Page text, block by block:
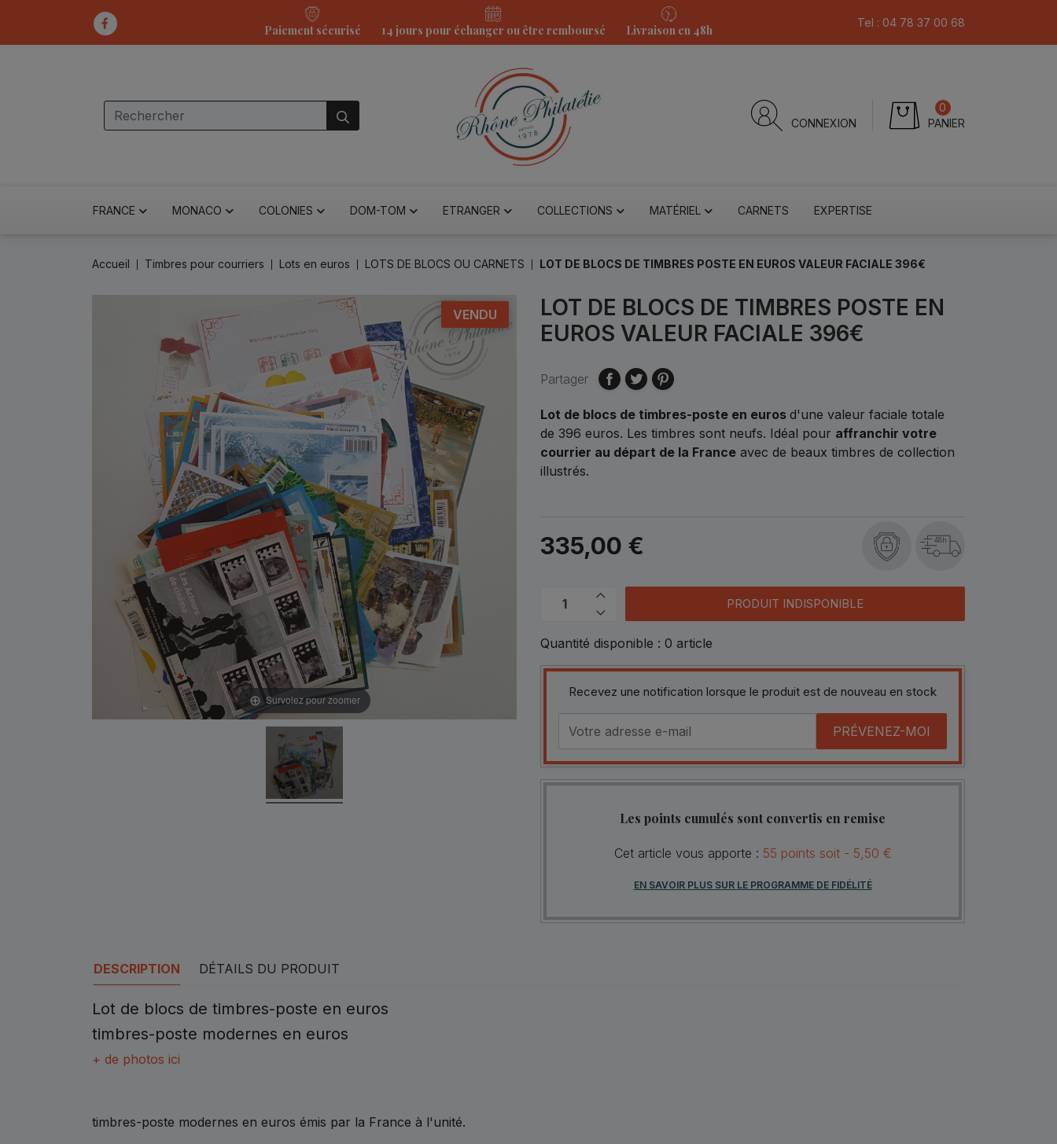
Paiement sécurisé 14 jours pour échanger ou être remboursé Livraison en 48h
Tel : 04 78 37 00 68
CONNEXION PANIER
0
FRANCE MONACO COLONIES DOM-TOM ETRANGER COLLECTIONS MATÉRIEL CARNETS EXPERTISE
Accueil Timbres pour courriers Lots en euros LOTS DE BLOCS OU CARNETS LOT DE BLOCS DE TIMBRES POSTE EN EUROS VALEUR FACIALE 396€
VENDU
Survolez pour zoomer
LOT DE BLOCS DE TIMBRES POSTE EN
EUROS VALEUR FACIALE 396€
Partager
Lot de blocs de timbres-poste en euros d'une valeur faciale totale
de 396 euros. Les timbres sont neufs. Idéal pour affranchir votre
courrier au départ de la France avec de beaux timbres de collection
illustrés.
335,00 € 48h
PRODUIT INDISPONIBLE
Quantité disponible : 0 article
Recevez une notification lorsque le produit est de nouveau en stock
PRÉVENEZ-MOI
Les points cumulés sont convertis en remise
Cet article vous apporte : 55 points soit - 5,50 €
EN SAVOIR PLUS SUR LE PROGRAMME DE FIDÉLITÉ
DESCRIPTION DÉTAILS DU PRODUIT
Lot de blocs de timbres-poste en euros
timbres-poste modernes en euros
+ de photos ici
timbres-poste modernes en euros émis par la France à l'unité.